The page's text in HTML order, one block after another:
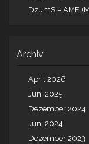
DzumS – AME
Archiv
April 2026
Juni 2025
Dezember 2024
Juni 2024
Dezember 2023